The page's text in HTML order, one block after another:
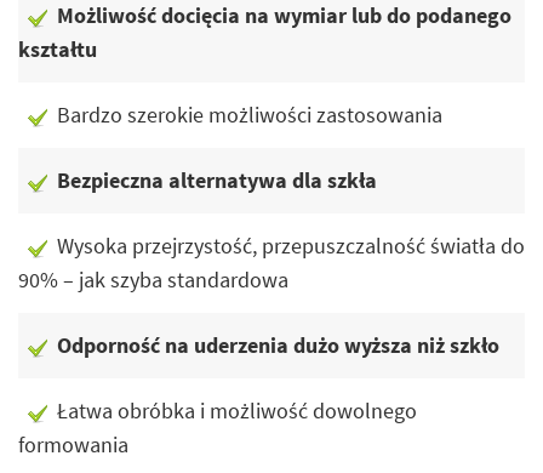
Możliwość docięcia na wymiar lub do podanego
kształtu
Bardzo szerokie możliwości zastosowania
Bezpieczna alternatywa dla szkła
Wysoka przejrzystość, przepuszczalność światła do
90% – jak szyba standardowa
Odporność na uderzenia dużo wyższa niż szkło
Łatwa obróbka i możliwość dowolnego
formowania